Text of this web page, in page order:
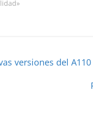
versiones del A110